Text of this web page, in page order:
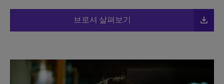
브로셔 살펴보기 file_download